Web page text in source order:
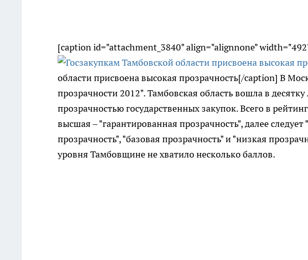
[caption id="attachment_3840" align="alignnone"
области присвоена высокая прозрачность[/caption] В
прозрачности 2012". Тамбовская область вошла в
прозрачностью государственных закупок. Всего в
высшая – "гарантированная прозрачность", далее следует
прозрачность", "базовая прозрачность" и "низкая
уровня Тамбовщине не хватило несколько баллов.